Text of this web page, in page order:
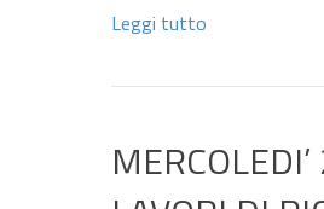
Leggi tutto